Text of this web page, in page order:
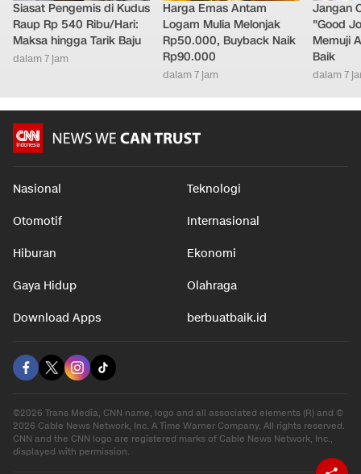
Siasat Pengemis di Kudus
Raup Rp 540 Ribu/Hari:
Maksa hingga Tarik Baju
dalam 7 jam
Harga Emas Antam
Logam Mulia Melonjak
Rp50.000, Buyback Naik
Rp90.000
dalam 7 jam
Jangan
"Good
Memuji
Baik
dalam 7
Nasional Teknologi
Otomotif Internasional
Hiburan Ekonomi
Gaya Hidup Olahraga
Download Apps berbuatbaik.id
©2026 Trans Media, CNN name, logo and all associated elements (R) and ©
2026 Cable News Network, Inc. A Time Warner Company. All rights reserved.
CNN and the CNN logo are registered marks of Cable News Network, Inc.,
displayed with permission.